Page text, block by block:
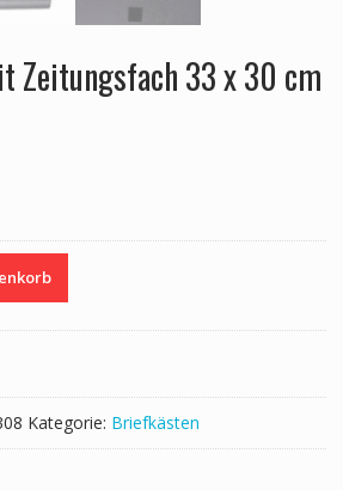
Zeitungsfach 33 x 30 cm
Kategorie: Briefkästen